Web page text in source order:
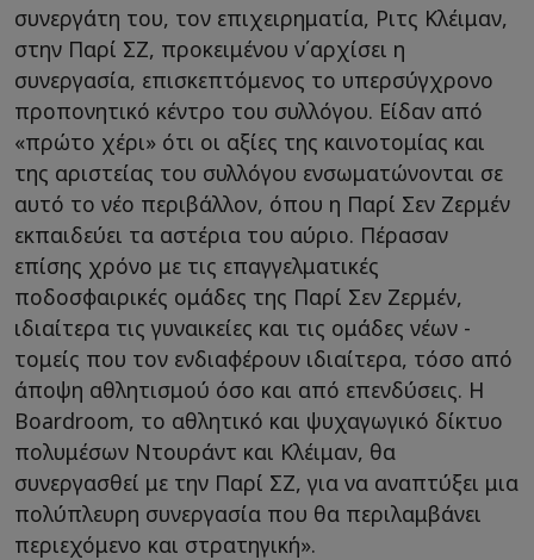
συνεργάτη του, τον επιχειρηματία, Ριτς Κλέιμαν,
στην Παρί ΣΖ, προκειμένου ν΄αρχίσει η
συνεργασία, επισκεπτόμενος το υπερσύγχρονο
προπονητικό κέντρο του συλλόγου. Είδαν από
«πρώτο χέρι» ότι οι αξίες της καινοτομίας και
της αριστείας του συλλόγου ενσωματώνονται σε
αυτό το νέο περιβάλλον, όπου η Παρί Σεν Ζερμέν
εκπαιδεύει τα αστέρια του αύριο. Πέρασαν
επίσης χρόνο με τις επαγγελματικές
ποδοσφαιρικές ομάδες της Παρί Σεν Ζερμέν,
ιδιαίτερα τις γυναικείες και τις ομάδες νέων -
τομείς που τον ενδιαφέρουν ιδιαίτερα, τόσο από
άποψη αθλητισμού όσο και από επενδύσεις. Η
Boardroom, το αθλητικό και ψυχαγωγικό δίκτυο
πολυμέσων Ντουράντ και Κλέιμαν, θα
συνεργασθεί με την Παρί ΣΖ, για να αναπτύξει μια
πολύπλευρη συνεργασία που θα περιλαμβάνει
περιεχόμενο και στρατηγική».